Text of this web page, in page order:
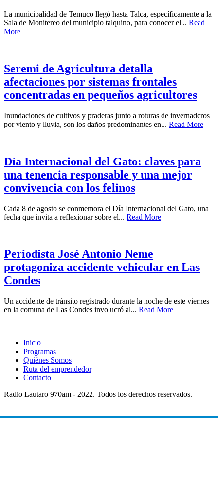
La municipalidad de Temuco llegó hasta Talca, específicamente a la
Sala de Monitereo del municipio talquino, para conocer el... Read
More
Seremi de Agricultura detalla
afectaciones por sistemas frontales
concentradas en pequeños agricultores
Inundaciones de cultivos y praderas junto a roturas de invernaderos
por viento y lluvia, son los daños predominantes en... Read More
Día Internacional del Gato: claves para
una tenencia responsable y una mejor
convivencia con los felinos
Cada 8 de agosto se conmemora el Día Internacional del Gato, una
fecha que invita a reflexionar sobre el... Read More
Periodista José Antonio Neme
protagoniza accidente vehicular en Las
Condes
Un accidente de tránsito registrado durante la noche de este viernes
en la comuna de Las Condes involucró al... Read More
Inicio
Programas
Quiénes Somos
Ruta del emprendedor
Contacto
Radio Lautaro 970am - 2022. Todos los derechos reservados.